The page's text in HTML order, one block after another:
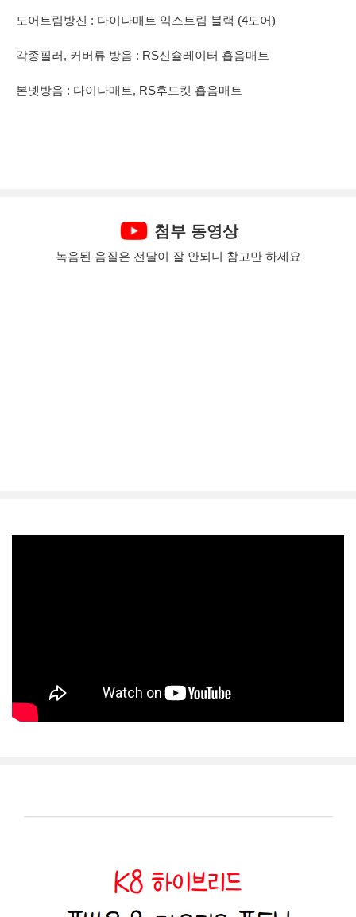
도어트림방진 : 다이나매트 익스트림 블랙 (4도어)
각종필러, 커버류 방음 : RS신슐레이터 흡음매트
본넷방음 : 다이나매트, RS후드킷 흡음매트
첨부 동영상
녹음된 음질은 전달이 잘 안되니 참고만 하세요